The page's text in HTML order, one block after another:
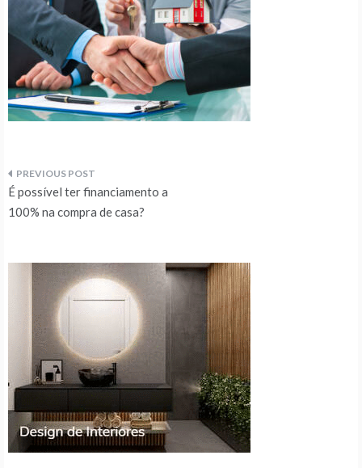
Navegação
de
artigos
É possível ter financiamento a
100% na compra de casa?